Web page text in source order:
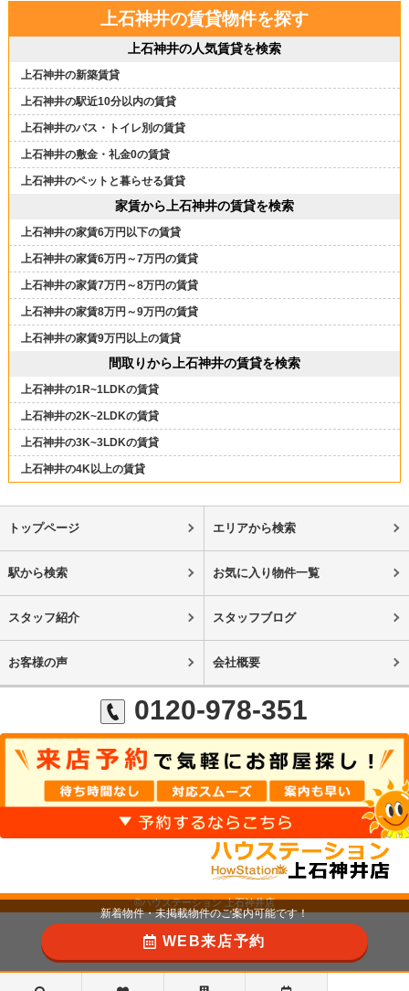
上石神井の賃貸物件を探す
上石神井の人気賃貸を検索
上石神井の新築賃貸
上石神井の駅近10分以内の賃貸
上石神井のバス・トイレ別の賃貸
上石神井の敷金・礼金0の賃貸
上石神井のペットと暮らせる賃貸
家賃から上石神井の賃貸を検索
上石神井の家賃6万円以下の賃貸
上石神井の家賃6万円～7万円の賃貸
上石神井の家賃7万円～8万円の賃貸
上石神井の家賃8万円～9万円の賃貸
上石神井の家賃9万円以上の賃貸
間取りから上石神井の賃貸を検索
上石神井の1R~1LDKの賃貸
上石神井の2K~2LDKの賃貸
上石神井の3K~3LDKの賃貸
上石神井の4K以上の賃貸
トップページ エリアから検索
駅から検索 お気に入り物件一覧
スタッフ紹介 スタッフブログ
お客様の声 会社概要
0120-978-351
©ハウステーション 上石神井店
新着物件・未掲載物件のご案内可能です！
WEB来店予約